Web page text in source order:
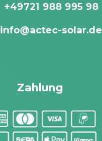
+49721 988 995 98
info@actec-solar.de
Zahlung